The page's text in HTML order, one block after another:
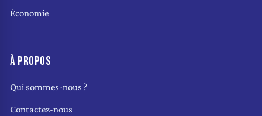
Économie
À PROPOS
Qui sommes-nous ?
Contactez-nous